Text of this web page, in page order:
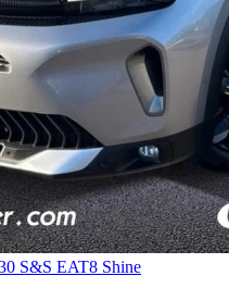
S&S EAT8 Shine